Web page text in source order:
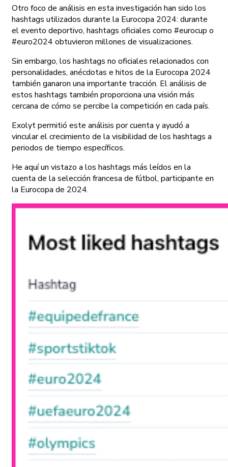
Otro foco de análisis en esta investigación han sido los
hashtags utilizados durante la Eurocopa 2024: durante
el evento deportivo, hashtags oficiales como #eurocup o
#euro2024 obtuvieron millones de visualizaciones.
Sin embargo, los hashtags no oficiales relacionados con
personalidades, anécdotas e hitos de la Eurocopa 2024
también ganaron una importante tracción. El análisis de
estos hashtags también proporciona una visión más
cercana de cómo se percibe la competición en cada país.
Exolyt permitió este análisis por cuenta y ayudó a
vincular el crecimiento de la visibilidad de los hashtags a
periodos de tiempo específicos.
He aquí un vistazo a los hashtags más leídos en la
cuenta de la selección francesa de fútbol, participante en
la Eurocopa de 2024.